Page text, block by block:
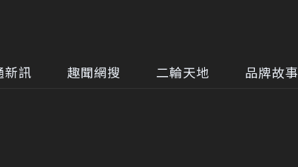
新訊 趣聞網搜 二輪天地 品牌故事